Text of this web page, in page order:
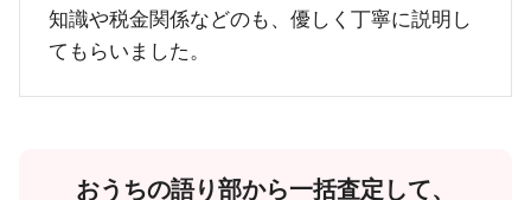
知識や税金関係などのも、優しく丁寧に説明し
てもらいました。
おうちの語り部から一括査定して、